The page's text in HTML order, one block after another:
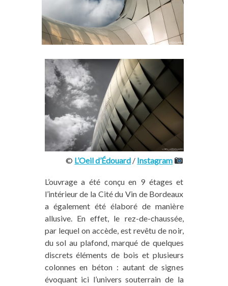
© L’Oeil d’Édouard / Instagram
L’ouvrage a été conçu en 9 étages et
l’intérieur de la Cité du Vin de Bordeaux
a également été élaboré de manière
allusive. En effet, le rez-de-chaussée,
par lequel on accède, est revêtu de noir,
du sol au plafond, marqué de quelques
discrets éléments de bois et plusieurs
colonnes en béton : autant de signes
évoquant ici l’univers souterrain de la